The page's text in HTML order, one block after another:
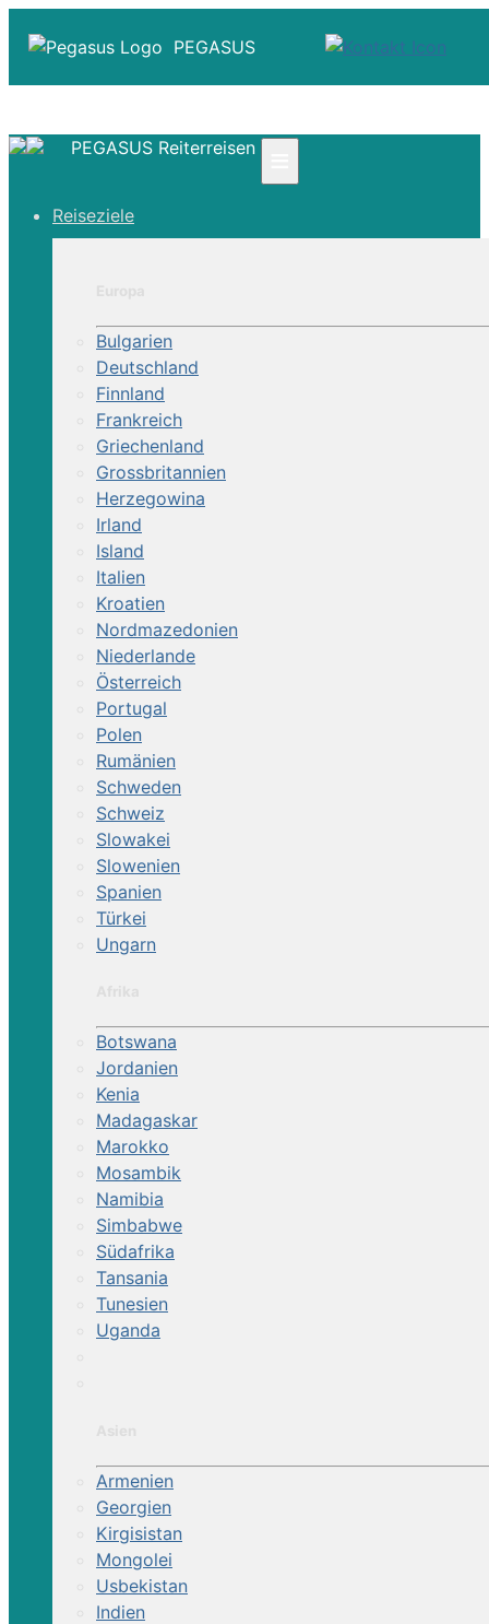
PEGASUS
☎ Deutschland 0800 - 505 18 01
Über Uns
PEGASUS Reiterreisen
Reiseziele
Bulgarien
Deutschland
Finnland
Frankreich
Griechenland
Grossbritannien
Herzegowina
Irland
Island
Italien
Kroatien
Nordmazedonien
Niederlande
Österreich
Portugal
Polen
Rumänien
Schweden
Schweiz
Slowakei
Slowenien
Spanien
Türkei
Ungarn
Botswana
Jordanien
Kenia
Madagaskar
Marokko
Mosambik
Namibia
Simbabwe
Südafrika
Tansania
Tunesien
Uganda
Armenien
Georgien
Kirgisistan
Mongolei
Usbekistan
Indien